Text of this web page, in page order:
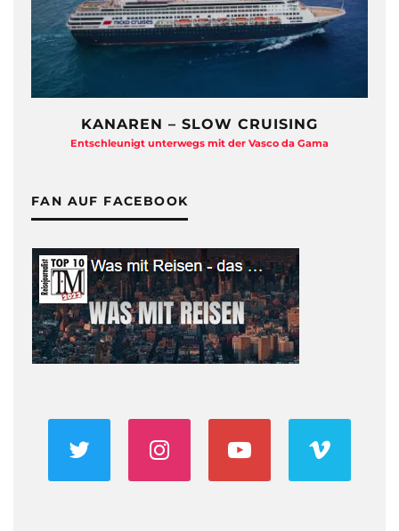
KANAREN – SLOW CRUISING
Entschleunigt unterwegs mit der Vasco da Gama
FAN AUF FACEBOOK